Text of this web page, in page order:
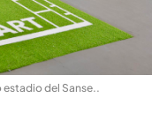
estadio del Sanse..